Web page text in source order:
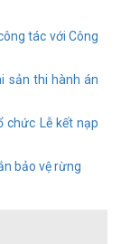
tác với Công
sản thi hành án
chức Lễ kết nạp
bảo vệ rừng